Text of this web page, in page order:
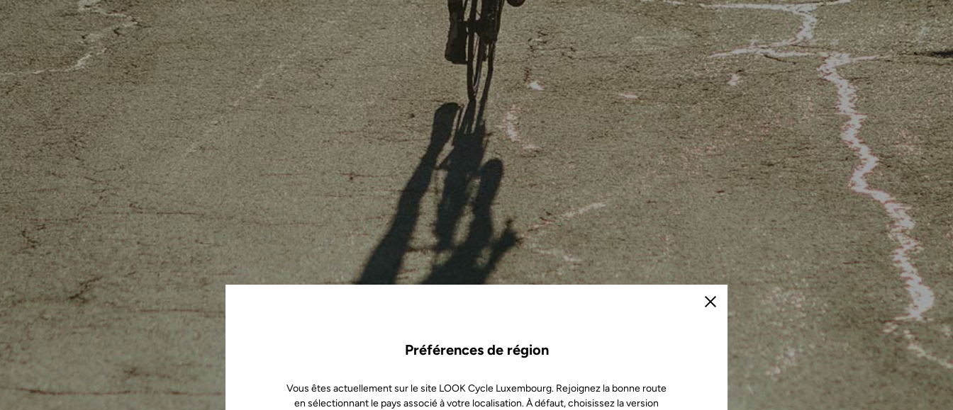
Fermer
Préférences de région
Vous êtes actuellement sur le site LOOK Cycle Luxembourg. Rejoignez la bonne route
en sélectionnant le pays associé à votre localisation. À défaut, choisissez la version